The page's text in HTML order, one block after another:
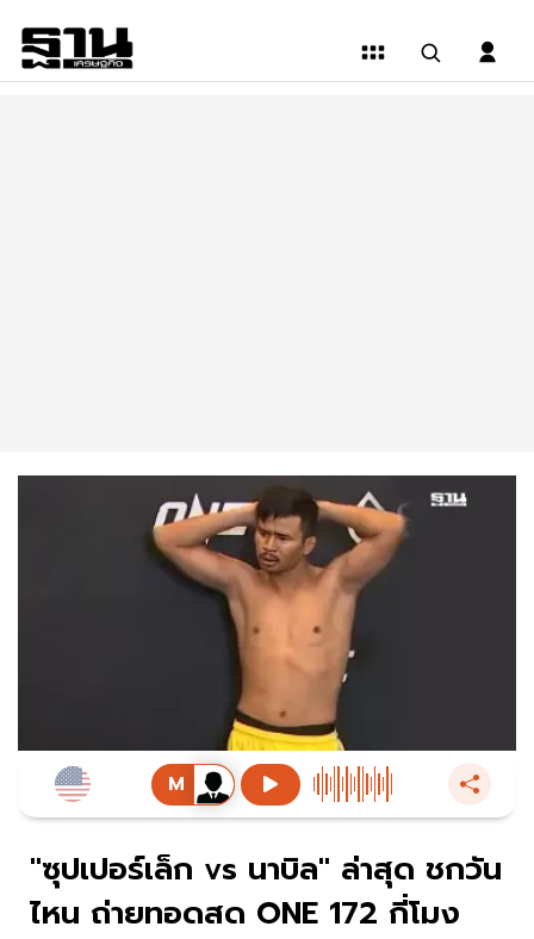
"ซุปเปอร์เล็ก vs นาบิล" ล่าสุด ชกวัน
ไหน ถ่ายทอดสด ONE 172 กี่โมง